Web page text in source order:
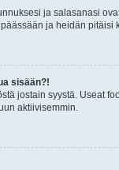
ja salasanasi
ja heidän pitäisi
sisään?!
jostain syystä. Useat
aktiivisemmin.